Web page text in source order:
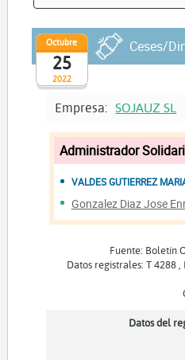
2022
Octubre
25
Ceses/
Empresa: SOJAUZ SL
Administrador
VALDES GUTIERREZ
Gonzalez Diaz Jose
Fuente: Boletín
Datos registrales: T 4288 ,
Datos del